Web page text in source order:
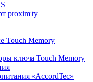
proximitу
Touch Memory
ключа Touch Memory
«AccordTec»